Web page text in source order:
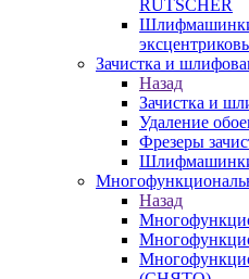
RUTSCHER
Зачистка и
Назад
Зачистка и
Удаление
Фрезеры
Назад